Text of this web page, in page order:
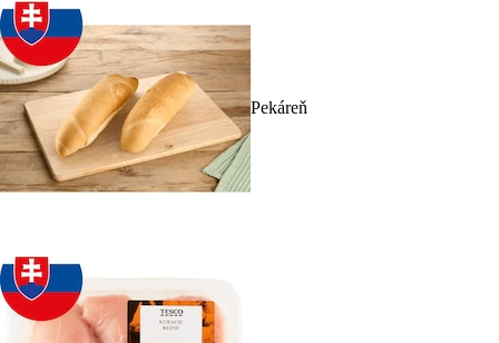
Pekáreň